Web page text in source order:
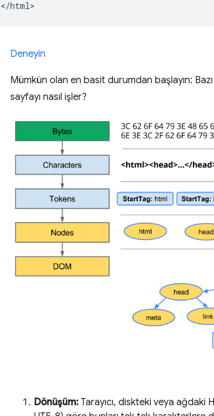
Deneyin
Mümkün olan en basit durumdan başlayın:
sayfayı nasıl işler?
Dönüşüm: Tarayıcı, diskteki veya ağdaki